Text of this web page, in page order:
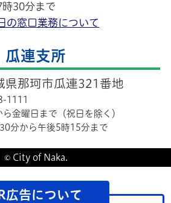
時30分まで
の窓口業務について
瓜連支所
県那珂市瓜連321番地
1111
ら金曜日まで（祝日を除く）
分から午後5時15分まで
© City of Naka.
広告について